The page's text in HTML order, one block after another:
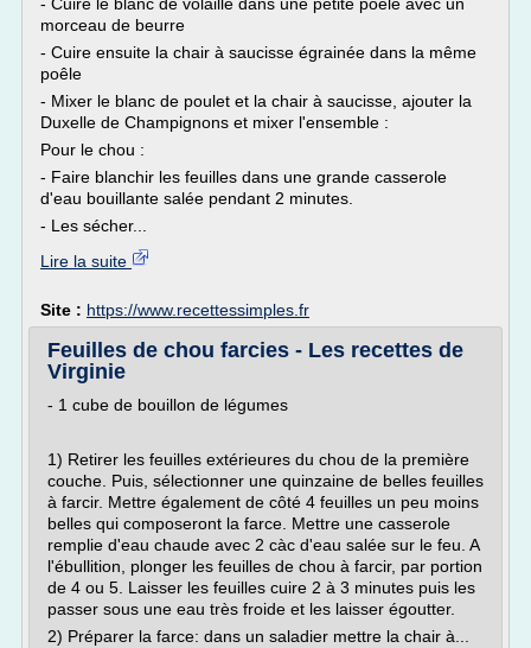
morceau de beurre
- Cuire ensuite la chair à saucisse égrainée dans la même
poêle
- Mixer le blanc de poulet et la chair à saucisse, ajouter la
Duxelle de Champignons et mixer l'ensemble :
Pour le chou :
- Faire blanchir les feuilles dans une grande casserole
d'eau bouillante salée pendant 2 minutes.
- Les sécher...
Lire la suite
Site : https://www.recettessimples.fr
Feuilles de chou farcies - Les recettes de
Virginie
- 1 cube de bouillon de légumes
1) Retirer les feuilles extérieures du chou de la première
couche. Puis, sélectionner une quinzaine de belles feuilles
à farcir. Mettre également de côté 4 feuilles un peu moins
belles qui composeront la farce. Mettre une casserole
remplie d'eau chaude avec 2 càc d'eau salée sur le feu. A
l'ébullition, plonger les feuilles de chou à farcir, par portion
de 4 ou 5. Laisser les feuilles cuire 2 à 3 minutes puis les
passer sous une eau très froide et les laisser égoutter.
2) Préparer la farce: dans un saladier mettre la chair à...